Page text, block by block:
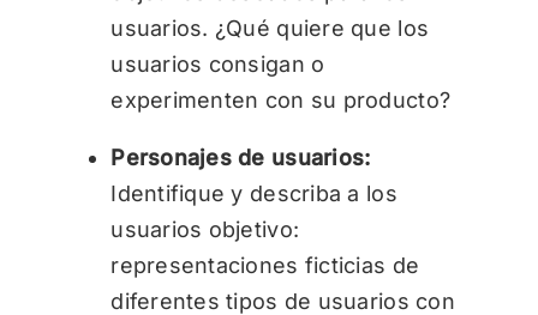
usuarios. ¿Qué quiere que los
usuarios consigan o
experimenten con su producto?
Personajes de usuarios:
Identifique y describa a los
usuarios objetivo:
representaciones ficticias de
diferentes tipos de usuarios con